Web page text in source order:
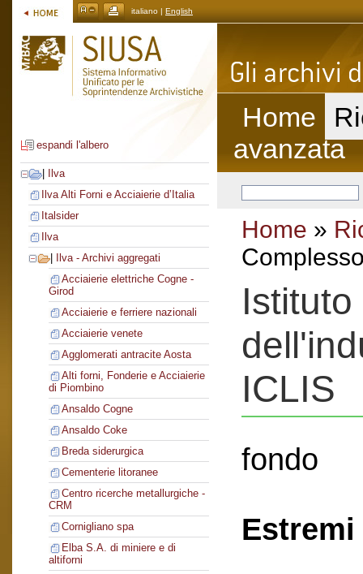
italiano | English
espandi l'albero
Ilva
Ilva Alti Forni e Acciaierie d’Italia
Italsider
Ilva
Ilva - Archivi aggregati
Acciaierie elettriche Cogne -
Girod
Acciaierie e ferriere nazionali
Acciaierie venete
Agglomerati antracite Aosta
Alti forni, Fonderie e Acciaierie
di Piombino
Ansaldo Cogne
Ansaldo Coke
Breda siderurgica
Cementerie litoranee
Centro ricerche metallurgiche -
CRM
Cornigliano spa
Elba S.A. di miniere e di
altiforni
Home
avanzata
Home »
ICLIS
fondo